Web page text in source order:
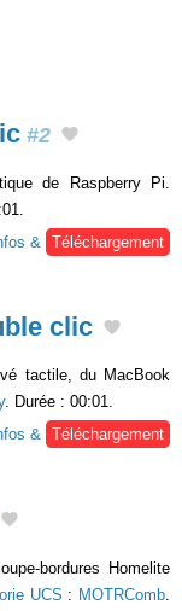
#2
de Raspberry Pi.
&
Téléchargement
clic
tactile, du MacBook
. Durée : 00:01.
&
Téléchargement
bordures Homelite
UCS : MOTRComb.